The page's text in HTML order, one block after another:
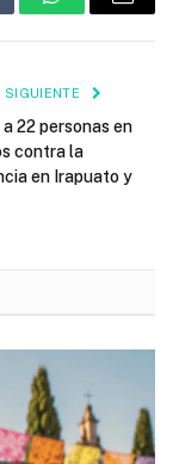
WhatsAppEmail
SIGUIENTE
22 personas en
contra la
en Irapuato y